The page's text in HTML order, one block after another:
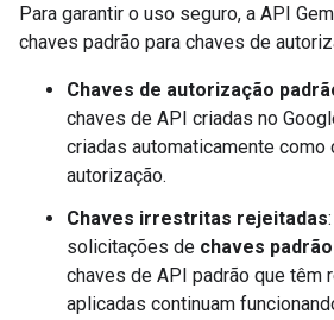
Para garantir o uso seguro, a API
chaves padrão para chaves de
Chaves de autorização
chaves de API criadas no
criadas automaticamente como
autorização.
Chaves irrestritas rejeitadas
solicitações de chaves
chaves de API padrão que
aplicadas continuam